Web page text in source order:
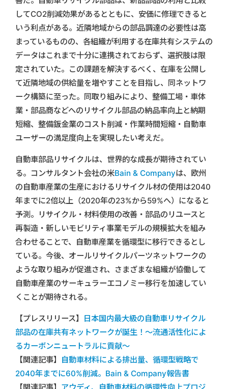
してCO2削減効果があるとともに、安価に修理できると
いう利点がある。近隣地域からの部品調達の必要性は高
まっているものの、各組織が利用する在庫共有システムの
データはこれまで十分に連携されておらず、選択肢は限
定されていた。この課題を解決するべく、在庫を公開し
て近隣地域の供給量を増やすことを目指し、同ネットワ
ーク構築に至った。同取り組みにより、整備工場・車体
業・部品商などへのリサイクル部品の納品率向上と納期
短縮、整備鈑金業のコスト削減・作業時間短縮・自動車
ユーザーの満足度向上を実現したい考えだ。
自動車部品リサイクルは、世界的な成長が期待されてい
る。コンサルタント会社の米Bain & Companyは、欧州
の自動車産業の生産におけるリサイクル材の使用は2040
年までに2倍以上（2020年の23%から59%へ）になると
予測。リサイクル・材料使用の改善・部品のリユースと
再製造・新しいモビリティ事業モデルの規模拡大を組み
合わせることで、自動車産業を循環型に移行できるとし
ている。今後、オールリサイクルパーツネットワークの
ような取り組みが促進され、さまざまな組織が協働して
自動車産業のサーキュラーエコノミー移行を加速してい
くことが期待される。
【プレスリリース】
日本国内最大級の自動車リサイクル
部品の在庫共有ネットワークが誕生！～流通活性化によ
るカーボンニュートラルに貢献～
【関連記事】
自動車材料による排出量、循環型戦略で
2040年までに60%削減。Bain & Company報告書